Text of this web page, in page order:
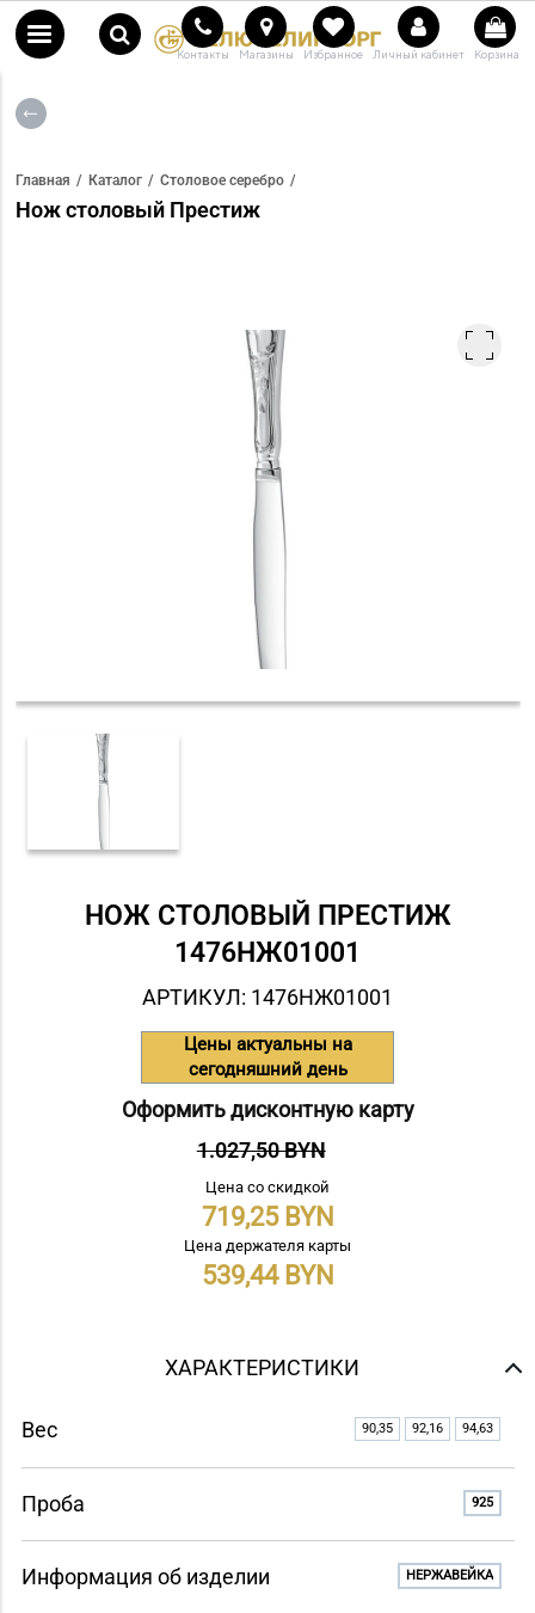
Контакты Магазины Избранное Личный кабинет Корзина
Главная Каталог Столовое серебро
Нож столовый Престиж
НОЖ СТОЛОВЫЙ ПРЕСТИЖ
1476НЖ01001
АРТИКУЛ: 1476НЖ01001
Цены актуальны на
сегодняшний день
Оформить дисконтную карту
1.027,50 BYN
Цена со скидкой
719,25
Цена держателя карты
539,44
ХАРАКТЕРИСТИКИ
Вес 90,35 92,16 94,63
Проба 925
Информация об изделии НЕРЖАВЕЙКА